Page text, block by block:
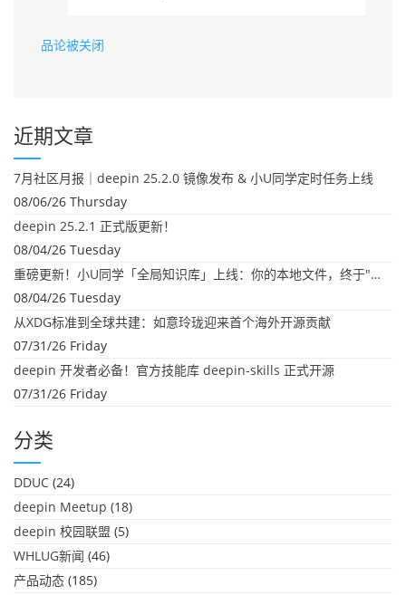
品论被关闭
近期文章
7月社区月报｜deepin 25.2.0 镜像发布 & 小U同学定时任务上线
08/06/26 Thursday
deepin 25.2.1 正式版更新！
08/04/26 Tuesday
重磅更新！小U同学「全局知识库」上线：你的本地文件，终于"活"起来了
08/04/26 Tuesday
从XDG标准到全球共建：如意玲珑迎来首个海外开源贡献
07/31/26 Friday
deepin 开发者必备！官方技能库 deepin-skills 正式开源
07/31/26 Friday
分类
DDUC (24)
deepin Meetup (18)
deepin 校园联盟 (5)
WHLUG新闻 (46)
产品动态 (185)